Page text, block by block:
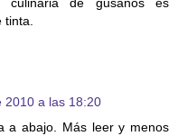
2010 a las 18:20
a abajo. Más leer y menos